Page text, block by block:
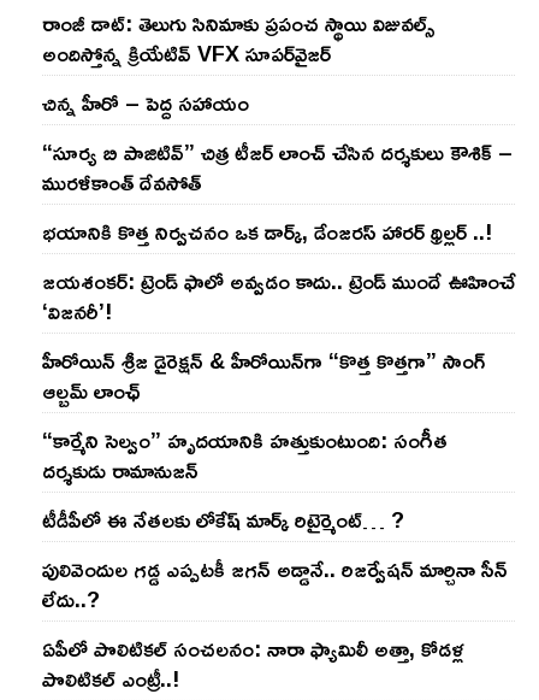
రాంజీ డాట్: తెలుగు సినిమాకు ప్రపంచ స్థాయి విజువల్స్
అందిస్తోన్న క్రియేటివ్ VFX సూపర్‌వైజర్
చిన్న హీరో – పెద్ద సహాయం
“సూర్య బి పాజిటివ్” చిత్ర టీజర్ లాంచ్ చేసిన‌ దర్శకులు కౌశిక్ –
మురళీకాంత్ దేవసోత్
భయానికి కొత్త నిర్వచనం ఒక డార్క్, డేంజరస్ హారర్ థ్రిల్లర్ ..!
జయశంకర్: ట్రెండ్‌ ఫాలో అవ్వడం కాదు.. ట్రెండ్‌ ముందే ఊహించే
‘విజనరీ’!
హీరోయిన్ శ్రీజ డైరెక్ష‌న్ & హీరోయిన్‌గా “కొత్త కొత్తగా” సాంగ్
ఆల్బమ్ లాంఛ్
“కార్మేని సెల్వం” హృదయానికి హత్తుకుంటుంది: సంగీత
దర్శకుడు రామానుజన్
టీడీపీలో ఈ నేత‌ల‌కు లోకేష్ మార్క్ రిటైర్మెంట్‌… ?
పులివెందుల గ‌డ్డ ఎప్ప‌ట‌కీ జ‌గ‌న్ అడ్డానే.. రిజ‌ర్వేష‌న్ మార్చినా సీన్
లేదు..?
ఏపీలో పొలిటిక‌ల్ సంచ‌ల‌నం: నారా ఫ్యామిలీ అత్తా, కోడ‌ళ్ల
పొలిటికల్ ఎంట్రీ..!